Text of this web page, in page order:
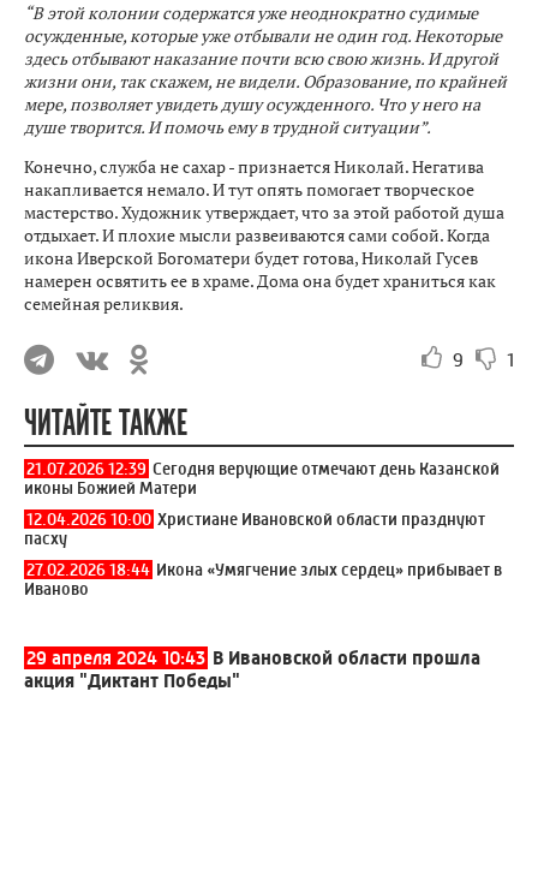
“В этой колонии содержатся уже неоднократно судимые
осужденные, которые уже отбывали не один год. Некоторые
здесь отбывают наказание почти всю свою жизнь. И другой
жизни они, так скажем, не видели. Образование, по крайней
мере, позволяет увидеть душу осужденного. Что у него на
душе творится. И помочь ему в трудной ситуации”.
Конечно, служба не сахар - признается Николай. Негатива
накапливается немало. И тут опять помогает творческое
мастерство. Художник утверждает, что за этой работой душа
отдыхает. И плохие мысли развеиваются сами собой. Когда
икона Иверской Богоматери будет готова, Николай Гусев
намерен освятить ее в храме. Дома она будет храниться как
семейная реликвия.
9 1
ЧИТАЙТЕ ТАКЖЕ
21.07.2026 12:39 Сегодня верующие отмечают день Казанской
иконы Божией Матери
12.04.2026 10:00 Христиане Ивановской области празднуют
пасху
27.02.2026 18:44 Икона «Умягчение злых сердец» прибывает в
Иваново
29 апреля 2024 10:43 В Ивановской области прошла
акция "Диктант Победы"